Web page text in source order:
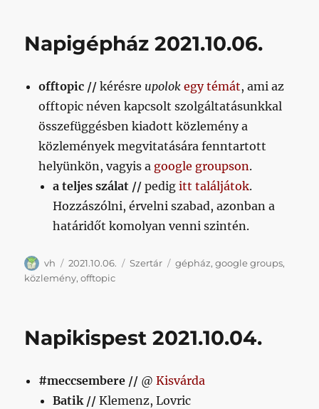
Napigépház 2021.10.06.
offtopic // kérésre upolok egy témát, ami az
offtopic néven kapcsolt szolgáltatásunkkal
összefüggésben kiadott közlemény a
közlemények megvitatására fenntartott
helyünkön, vagyis a google groupson.
a teljes szálat // pedigitt találjátok.
Hozzászólni, érvelni szabad, azonban a
határidőt komolyan venni szintén.
Szerző
vh Közzétéve
2021.10.06. Kategória
Szertár Címke
gépház,google groups,
közlemény,offtopic
Napikispest 2021.10.04.
#meccsembere // @Kisvárda
Batik // Klemenz, Lovric